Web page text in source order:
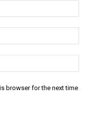
browser for the next time